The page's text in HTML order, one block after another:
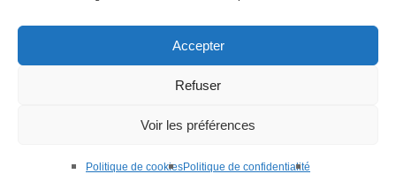
Accepter
Refuser
Voir les préférences
Politique de cookiesPolitique de confidentialité
© 2019–2026 Tous droits réservés MediaNaw Plus – siret
Toute reproduction est interdite et toute information provenant de ce site
l’article)